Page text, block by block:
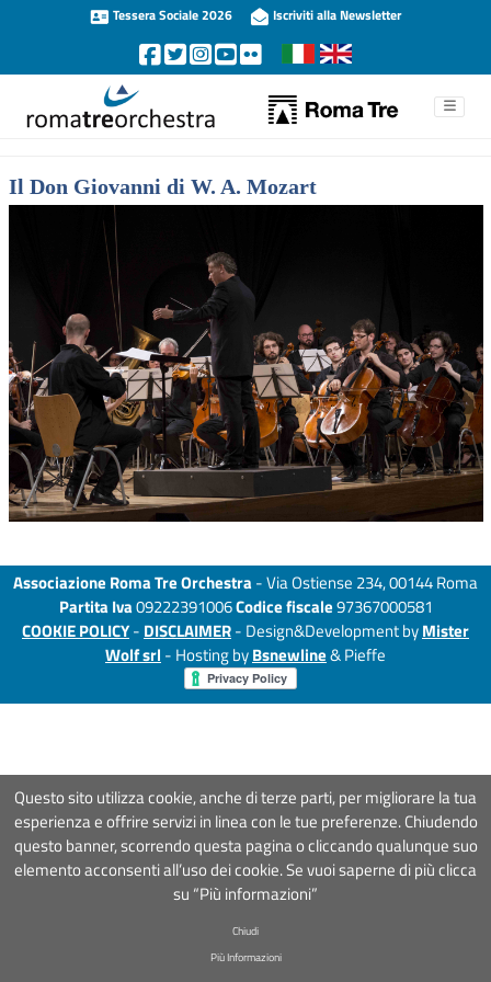
Tessera Sociale 2026 Iscriviti alla Newsletter
Il Don Giovanni di W. A. Mozart
Associazione Roma Tre Orchestra- Via Ostiense 234, 00144 Roma
Partita Iva09222391006Codice fiscale97367000581
COOKIE POLICY- DISCLAIMER- Design&Development byMister
Wolf srl - Hosting byBsnewline& Pieffe
Questo sito utilizza cookie, anche di terze parti, per migliorare la tua
esperienza e offrire servizi in linea con le tue preferenze. Chiudendo
questo banner, scorrendo questa pagina o cliccando qualunque suo
elemento acconsenti all’uso dei cookie. Se vuoi saperne di più clicca
su “Più informazioni”
Chiudi
Più Informazioni